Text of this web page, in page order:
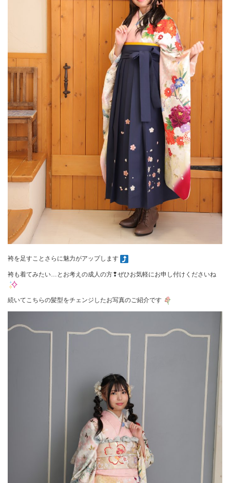
袴を足すことさらに魅力がアップします
袴も着てみたい…とお考えの成人の方❢ぜひお気軽にお申し付けくださいね
続いてこちらの髪型をチェンジしたお写真のご紹介です